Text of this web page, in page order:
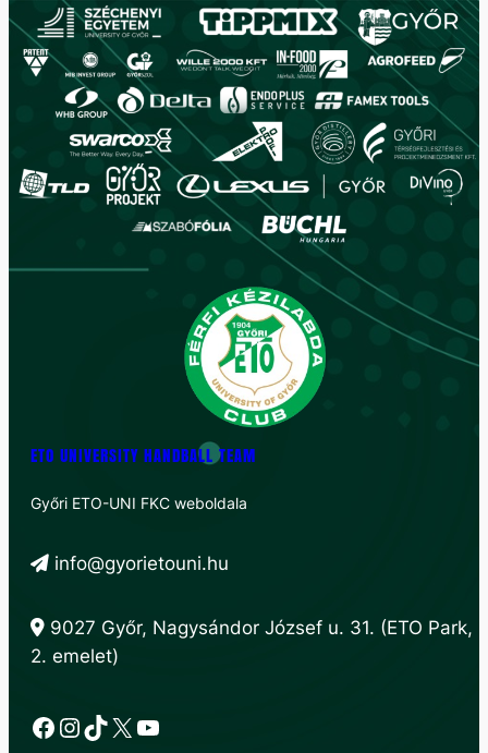
ETO UNIVERSITY HANDBALL TEAM
Győri ETO-UNI FKC weboldala
info@gyorietouni.hu
9027 Győr, Nagysándor József u. 31. (ETO Park,
2. emelet)
Facebook
Instagram
TikTok
X YouTube